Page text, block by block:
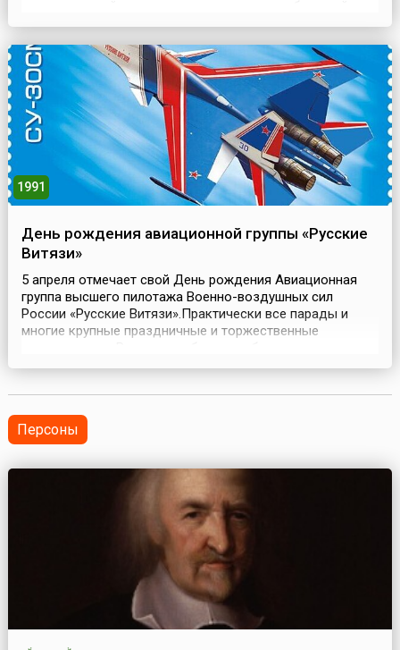
политики. В 1964 году он в последний раз присутствовал
Великобритании как самый яркий английски...
1991
День рождения авиационной группы «Русские
Витязи»
5 апреля отмечает свой День рождения Авиационная
группа высшего пилотажа Военно-воздушных сил
России «Русские Витязи».Практически все парады и
многие крупные праздничные и торжественные
завораживающего зрелищного выступления известных
и «Стрижи». Обе группы становились неоднократными
победителями кон...
Персоны